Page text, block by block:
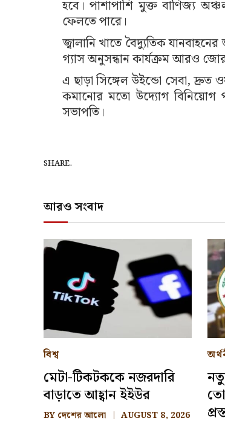
হবে। পাশাপাশি মুক্ত বাণিজ্য
ফেলতে পারে।
জ্বালানি খাতে বৈদ্যুতিক
গ্যাস অনুসন্ধান কার্যক্রম আরও
এ ছাড়া সিঙ্গেল উইন্ডো সেবা,
কমানোর মতো উদ্যোগ বিনিয়োগ
সভাপতি।
SHARE.
আরও সংবাদ
বিশ্ব
মেটা-টিকটককে নজরদারি
বাড়াতে আহ্বান ইইউর
BY দেশের আলো AUGUST 8, 2026